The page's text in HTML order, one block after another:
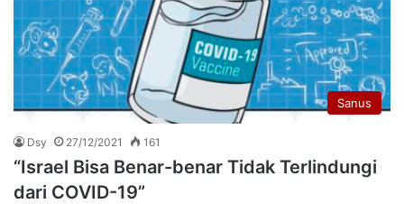
Sanus
Dsy 27/12/2021 161
“Israel Bisa Benar-benar Tidak Terlindungi
dari COVID-19”